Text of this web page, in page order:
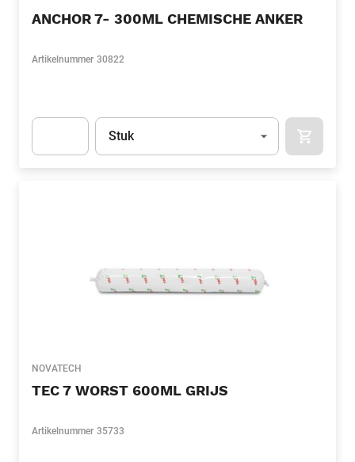
ANCHOR 7- 300ML CHEMISCHE ANKER
Artikelnummer 30822
Eenheid
Stuk
NOVATECH
TEC 7 WORST 600ML GRIJS
Artikelnummer 35733